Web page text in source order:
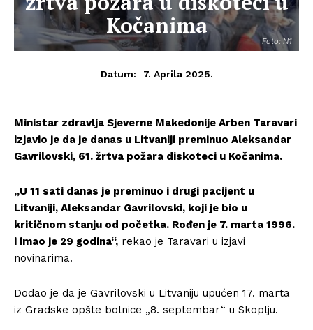
Foto: N1
Kočanima
Datum: 7. Aprila 2025.
Ministar zdravlja Sjeverne Makedonije Arben Taravari
izjavio je da je danas u Litvaniji preminuo Aleksandar
Gavrilovski, 61. žrtva požara diskoteci u Kočanima.
„U 11 sati danas je preminuo i drugi pacijent u
Litvaniji, Aleksandar Gavrilovski, koji je bio u
kritičnom stanju od početka. Rođen je 7. marta 1996.
i imao je 29 godina“, rekao je Taravari u izjavi
novinarima.
Dodao je da je Gavrilovski u Litvaniju upućen 17. marta
iz Gradske opšte bolnice „8. septembar“ u Skoplju.